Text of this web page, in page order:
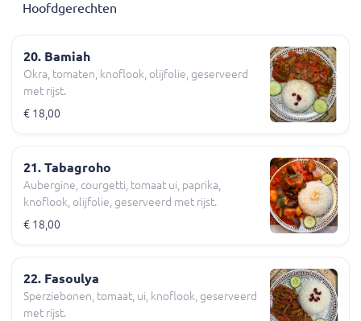
Hoofdgerechten
20. Bamiah
Okra, tomaten, knoflook, olijfolie, geserveerd
met rijst.
€ 18,00
21. Tabagroho
Aubergine, courgetti, tomaat ui, paprika,
knoflook, olijfolie, geserveerd met rijst.
€ 18,00
22. Fasoulya
Sperziebonen, tomaat, ui, knoflook, geserveerd
met rijst.